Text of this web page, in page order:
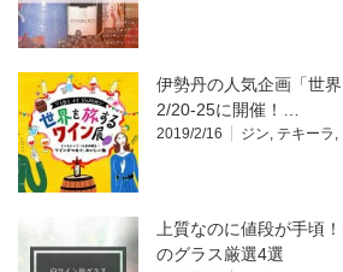
伊勢丹の人気企画「世
2/20-25に開催！…
2019/2/16 ジン, テキーラ ,
上質なのに値段が手頃
のグラス厳選4選